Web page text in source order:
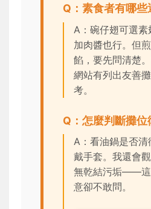
Q：素食者有哪些
A：碗仔翅可選
加肉醬也行。但
餡，要先問清楚
網站有列出友善
考。
Q：怎麼判斷攤位
A：看油鍋是否
戴手套。我還會
無乾結污垢——這
意卻不敢問。